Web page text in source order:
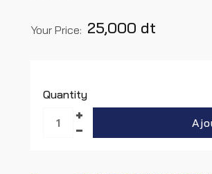
Your Price: 25,000 dt
Quantity